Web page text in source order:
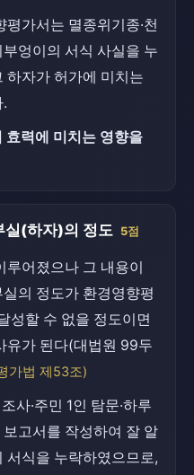
평가서는 멸종위기종·천
엉이의 서식 사실을 누
하자가 허가에 미치는
효력에 미치는 영향을
실(하자)의 정도 5점
루어졌으나 그 내용이
의 정도가 환경영향평
성할 수 없을 정도이면
유가 된다(대법원 99두
가법 제53조)
사·주민 1인 탐문·하루
고서를 작성하여 잘 알
서식을 누락하였으므로,